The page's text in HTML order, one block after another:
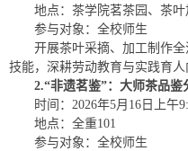
地点：茶学院茗茶园、茶
参与对象：全校师生
开展茶叶采摘、加工制作
技能，深耕劳动教育与实践育人
2.“非遗茗鉴”：大师茶品鉴
时间：2026年5月16日上午
地点：全重101
参与对象：全校师生